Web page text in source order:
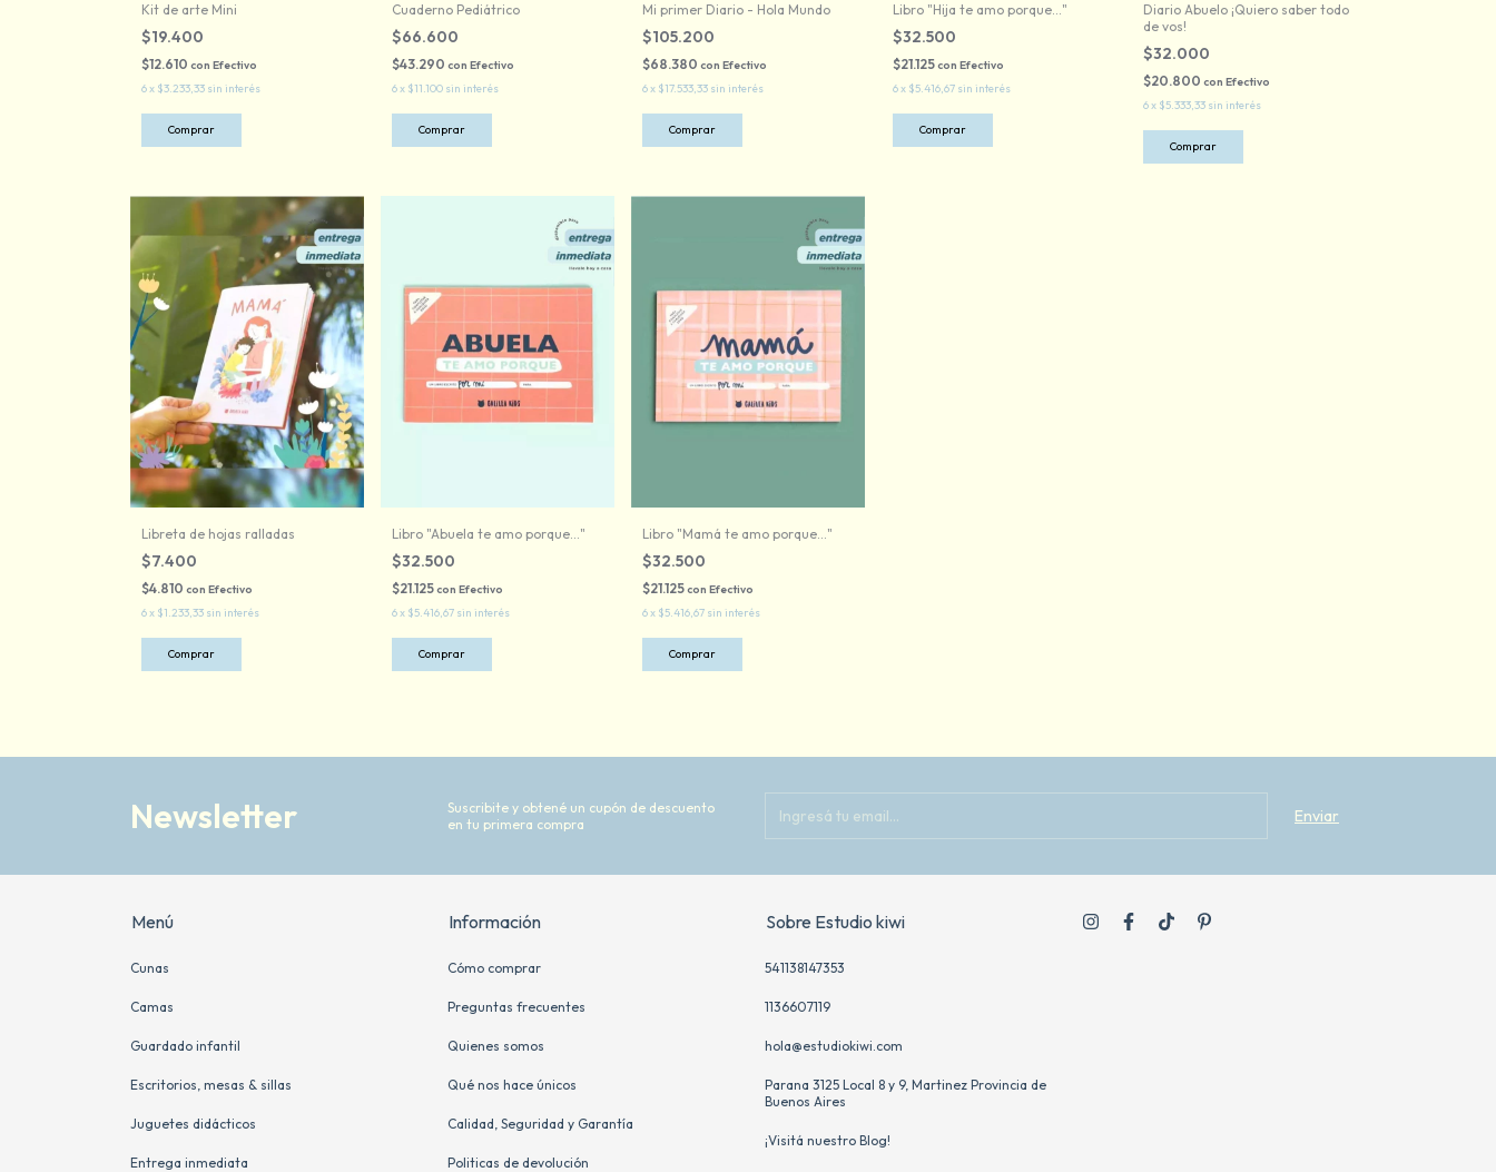
Kit de arte Mini
$19.400
$12.610 con Efectivo
6x $3.233,33 sin interés
Comprar
Cuaderno Pediátrico
$66.600
$43.290 con Efectivo
6x $11.100 sin interés
Comprar
Mi primer Diario - Hola Mundo
$105.200
$68.380 con Efectivo
6x $17.533,33 sin interés
Comprar
Libro "Hija te amo porque..."
$32.500
$21.125con Efectivo
6x $5.416,67 sin interés
Diario Abuelo ¡Quiero saber todo
de vos!
$32.000
$20.800 con Efectivo
6x $5.333,33 sin interés
Libreta de hojas ralladas
$7.400
$4.810 con Efectivo
6x $1.233,33 sin interés
Comprar
Libro "Abuela te amo porque..."
$32.500
$21.125con Efectivo
6x $5.416,67 sin interés
Libro "Mamá te amo porque..."
$32.500
$21.125con Efectivo
6x $5.416,67 sin interés
Newsletter
Suscribite y obtené un cupón de descuento
en tu primera compra
Menú
Cunas
Camas
Guardado infantil
Escritorios, mesas & sillas
Juguetes didácticos
Entrega inmediata
Información
Cómo comprar
Preguntas frecuentes
Quienes somos
Qué nos hace únicos
Calidad, Seguridad y Garantía
Politicas de devolución
Sobre Estudio kiwi
541138147353
1136607119
hola@estudiokiwi.com
Parana 3125 Local 8 y 9, Martinez Provincia de
Buenos Aires
¡Visitá nuestro Blog!